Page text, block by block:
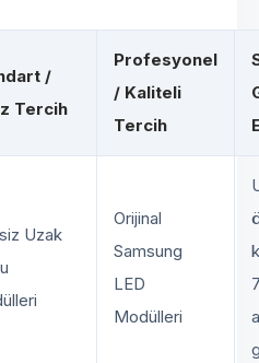
/
Tercih
Profesyonel
/ Kaliteli
Tercih
Uzak
Orijinal
Samsung
LED
Modülleri